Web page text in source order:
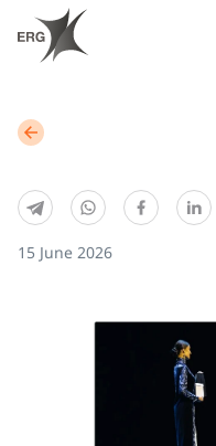
15 June 2026